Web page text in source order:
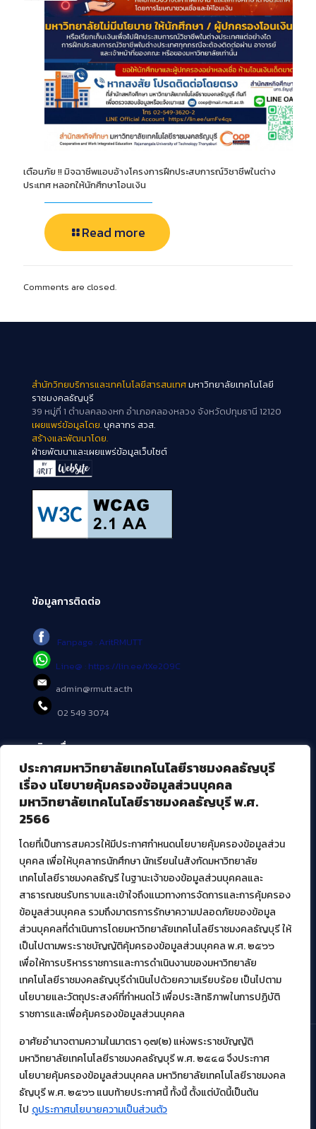
ประกาศมหาวิทยาลัยเทคโนโลยีราชมงคลธัญบุรี
เรื่อง นโยบายคุ้มครองข้อมูลส่วนบุคคล
มหาวิทยาลัยเทคโนโลยีราชมงคลธัญบุรี พ.ศ.
2566
โดยที่เป็นการสมควรให้มีประกาศกำหนดนโยบายคุ้มครองข้อมูลส่วน
บุคคล เพื่อให้บุคลากรนักศึกษา นักเรียนในสังกัดมหาวิทยาลัย
เทคโนโลยีราชมงคลธัญรี ในฐานะเจ้าของข้อมูลส่วนบุคคลและ
สาธารณชนรับทราบและเข้าใจถึงแนวทางการจัดการและการคุ้มครอง
ข้อมูลส่วนบุคคล รวมถึงมาตรการรักษาความปลอดภัยของข้อมูล
ส่วนบุคคลที่ดำเนินการโดยมหาวิทยาลัยเทคโนโลยีราชมงคลธัญบุรี ให้
เป็นไปตามพระราชบัญญัติคุ้มครองข้อมูลส่วนบุคคล พ.ศ. ๒๕๖๖
เพื่อให้การบริหารราชการและการดำเนินงานของมหาวิทยาลัย
เทคโนโลยีราชมงคลธัญบุรีดำเนินไปด้วยความเรียบร้อย เป็นไปตาม
นโยบายและวัตถุประสงค์ที่กำหนดไว้ เพื่อประสิทธิภาพในการปฏิบัติ
ราชการและเพื่อคุ้มครองข้อมูลส่วนบุคคล
อาศัยอำนาจตามความในมาตรา ๑๗(๒) แห่งพระราชบัญญัติ
มหาวิทยาลัยเทคโนโลยีราชมงคลธัญบุรี พ.ศ. ๒๕๔๘ จึงประกาศ
นโยบายคุ้มครองข้อมูลส่วนบุคคล มหาวิทยาลัยเทคโนโลยีราชมงคล
ธัญบุรี พ.ศ. ๒๕๖๖ แนบท้ายประกาศนี้ ทั้งนี้ ตั้งแต่บัดนี้เป็นต้น
ไป ดูประกาศนโยบายความเป็นส่วนตัว
เตือนภัย !! มิจฉาชีพแอบอ้างโครงการฝึกประสบการณ์วิชาชีพในต่าง
ประเทศ หลอกให้นักศึกษาโอนเงิน
Read more
Comments are closed.
สำนักวิทยบริการและเทคโนโลยีสารสนเทศมหาวิทยาลัยเทคโนโลยี
ราชมงคลธัญบุรี
39 หมู่ที่ 1 ตำบลคลองหก อำเภอคลองหลวง จังหวัดปทุมธานี 12120
เผยแพร่ข้อมูลโดย.บุคลากร สวส.
สร้างและพัฒนาโดย.
ฝ่ายพัฒนาและเผยแพร่ข้อมูลเว็บไซต์
ข้อมูลการติดต่อ
Fanpage : AritRMUTT
Line@ : https://lin.ee/tXe209C
admin@rmutt.ac.th
02 549 3074
บริการอื่นๆ ของ สวส.
ศูนย์สื่อดิจิทัล
ศูนย์นวัตกรรมและความรู้
ศูนย์พัฒนาและบริการนวัตกรรมดิจิทัล
สมัยใหม่ (MoSeC)
งานบริการวิชาการให้กับหน่วยงานภายนอก
โครงการส่งเสริมและพัฒนาผู้ประกอบการ SME โดย. มทร.ธัญบุรี
กิจกรรมการเชื่อมโยงเครือข่ายผู้ให้บริการเครื่องจักรกลทางการ
เกษตร ภายใต้โครงการส่งเสริมการรแปรรูปสินค้าเกษตรระดับชุมชน
กรมส่งเสริมอุตสาหกรรม
โครงการยกระดับเศรษฐกิจและสังคมรายตำบลแบบบูรณาการ (1
ตำบล 1 มหาวิทยาลัย)
© 2021 สำนักวิทยบริการและเทคโนโลยีสารสนเทศ มหาวิทยาลัย
เทคโนโลยีราชมงคลธัญบุรี